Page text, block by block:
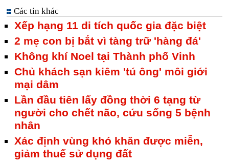
Các tin khác
Xếp hạng 11 di tích quốc gia đặc biệt
2 mẹ con bị bắt vì tàng trữ 'hàng đá'
Không khí Noel tại Thành phố Vinh
Chủ khách sạn kiêm 'tú ông' môi giới
mại dâm
Lần đầu tiên lấy đồng thời 6 tạng từ
người cho chết não, cứu sống 5 bệnh
nhân
Xác định vùng khó khăn được miễn,
giảm thuế sử dụng đất